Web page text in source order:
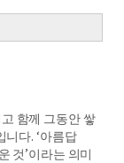
함께 그동안 쌓
다. ‘아름답
것’이라는 의미